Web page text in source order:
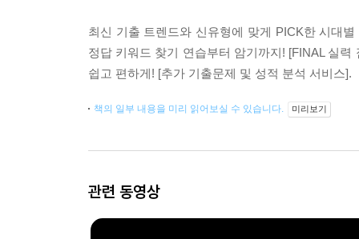
최신 기출 트렌드와 신유형에 맞게 PICK한 시대
정답 키워드 찾기 연습부터 암기까지! [FINAL 실
쉽고 편하게! [추가 기출문제 및 성적 분석 서비스].
책의 일부 내용을 미리 읽어보실 수 있습니다. 미리보기
관련 동영상